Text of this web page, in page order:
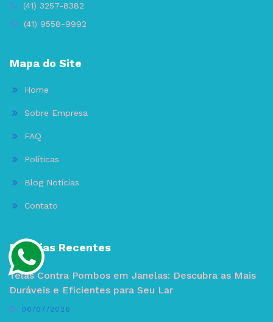
(41) 3257-8382
(41) 9558-9992
Mapa do Site
Home
Sobre Empresa
FAQ
Políticas
Blog Notícias
Contato
Noticias Recentes
Telas Contra Pombos em Janelas: Descubra as Mais
Duráveis e Eficientes para Seu Lar
06/07/2026